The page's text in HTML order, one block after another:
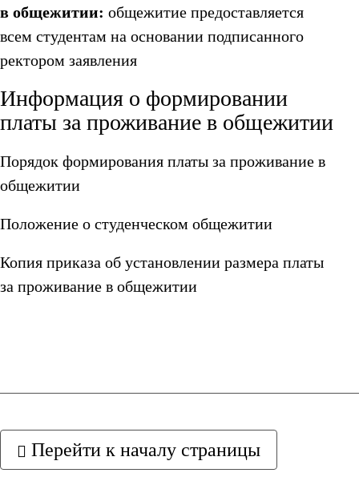
в общежитии: общежитие предоставляется
всем студентам на основании подписанного
ректором заявления
Информация о формировании
платы за проживание в общежитии
Порядок формирования платы за проживание в
общежитии
Положение о студенческом общежитии
Копия приказа об установлении размера платы
за проживание в общежитии
Перейти к началу страницы